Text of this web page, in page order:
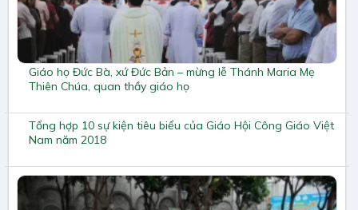
Giáo họ Đức Bà, xứ Đức Bản – mừng lễ Thánh Maria Mẹ
Thiên Chúa, quan thầy giáo họ
Tổng hợp 10 sự kiện tiêu biểu của Giáo Hội Công Giáo Việt
Nam năm 2018